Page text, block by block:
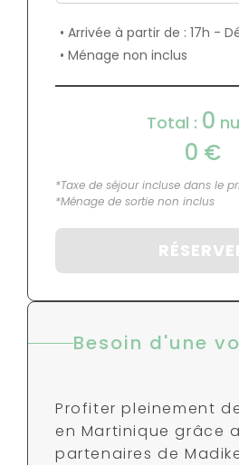
• Arrivée à partir de : 17h -
• Ménage non inclus
Total : 0
0 €
*Taxe de séjour incluse dans le
*Ménage de sortie non inclus
Besoin d'une
Profiter pleinement
en Martinique grâce
partenaires de